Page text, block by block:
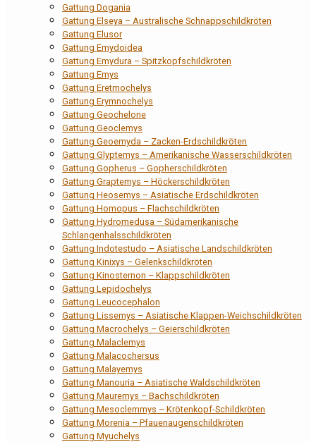
Gattung Dogania
Gattung Elseya – Australische Schnappschildkröten
Gattung Elusor
Gattung Emydoidea
Gattung Emydura – Spitzkopfschildkröten
Gattung Emys
Gattung Eretmochelys
Gattung Erymnochelys
Gattung Geochelone
Gattung Geoclemys
Gattung Geoemyda – Zacken-Erdschildkröten
Gattung Glyptemys – Amerikanische Wasserschildkröten
Gattung Gopherus – Gopherschildkröten
Gattung Graptemys – Höckerschildkröten
Gattung Heosemys – Asiatische Erdschildkröten
Gattung Homopus – Flachschildkröten
Gattung Hydromedusa – Südamerikanische
Schlangenhalsschildkröten
Gattung Indotestudo – Asiatische Landschildkröten
Gattung Kinixys – Gelenkschildkröten
Gattung Kinosternon – Klappschildkröten
Gattung Lepidochelys
Gattung Leucocephalon
Gattung Lissemys – Asiatische Klappen-Weichschildkröten
Gattung Macrochelys – Geierschildkröten
Gattung Malaclemys
Gattung Malacochersus
Gattung Malayemys
Gattung Manouria – Asiatische Waldschildkröten
Gattung Mauremys – Bachschildkröten
Gattung Mesoclemmys – Krötenkopf-Schildkröten
Gattung Morenia – Pfauenaugenschildkröten
Gattung Myuchelys